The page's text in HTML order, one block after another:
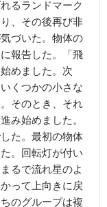
るランドマーク
、その後再び非
づいた。物体の
報告した。「飛
めました。次
くつかの小さな
そのとき、それ
み始めました。
た。最初の物体
。回転灯が付い
るで流れ星のよ
って上向きに戻
のグループは複